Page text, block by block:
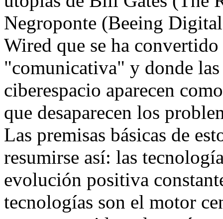
Negroponte (Beeing
Wired que se ha
"comunicativa" y donde
ciberespacio aparecen
que desaparecen los
Las premisas básicas de
resumirse así: las
evolución positiva
tecnologías son el motor